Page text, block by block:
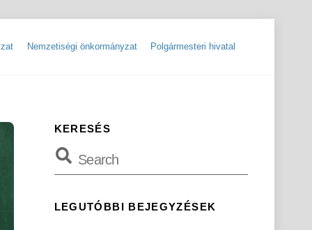
Nemzetiségi önkormányzat Polgármesteri hivatal
KERESÉS
LEGUTÓBBI BEJEGYZÉSEK